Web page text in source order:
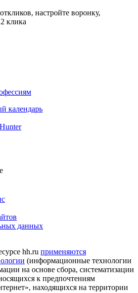
настройте воронку,
клика
календарь
данных
hh.ru применяются
(информационные технологии
на основе сбора, систематизации
к предпочтениям
находящихся на территории